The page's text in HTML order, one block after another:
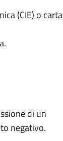
(CIE) o carta
di un
negativo.